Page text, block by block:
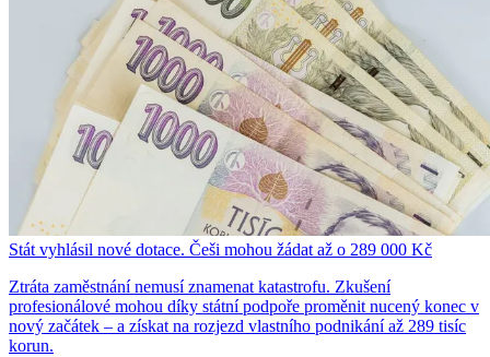
Stát vyhlásil nové dotace. Češi mohou žádat až o 289 000 Kč
Ztráta zaměstnání nemusí znamenat katastrofu. Zkušení
profesionálové mohou díky státní podpoře proměnit nucený konec v
nový začátek – a získat na rozjezd vlastního podnikání až 289 tisíc
korun.